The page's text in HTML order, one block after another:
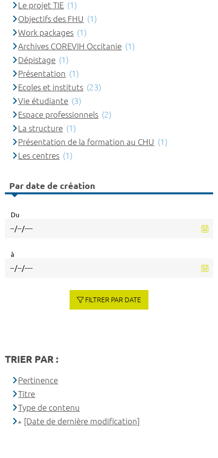
Le projet TIE (1)
Objectifs des FHU (1)
Work packages (1)
Archives COREVIH Occitanie (1)
Dépistage (1)
Présentation (1)
Ecoles et instituts (23)
Vie étudiante (3)
Espace professionnels (2)
La structure (1)
Présentation de la formation au CHU (1)
Les centres (1)
Par date de création
Du
à
FILTRER PAR DATE
TRIER PAR :
Pertinence
Titre
Type de contenu
[Date de dernière modification]